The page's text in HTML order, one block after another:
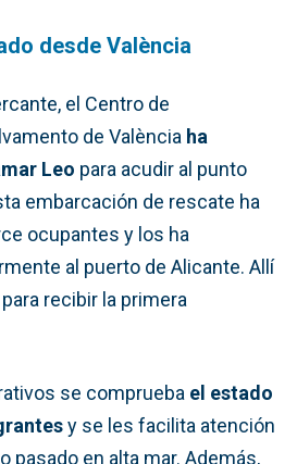
desde València
el Centro de
de València ha
Leo para acudir al punto
embarcación de rescate ha
ocupantes y los ha
al puerto de Alicante. Allí
recibir la primera
se comprueba el estado
y se les facilita atención
pasado en alta mar. Además,